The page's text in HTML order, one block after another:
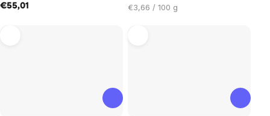
€55,01
Цена
€3,66 / 100 g